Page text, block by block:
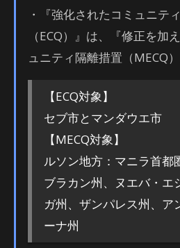
・『強化されたコミュニテ
（ECQ）』は、『修正を加
ュニティ隔離措置（MECQ
【ECQ対象】
セブ市とマンダウエ市
【MECQ対象】
ルソン地方：マニラ首都
ブラカン州、ヌエバ・エ
ガ州、ザンパレス州、ア
ーナ州